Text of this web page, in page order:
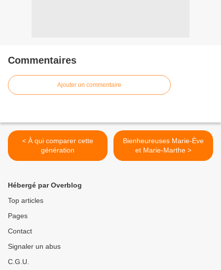
Commentaires
Ajouter un commentaire
< À qui comparer cette
génération
Bienheureuses Marie-Ève
et Marie-Marthe >
Hébergé par Overblog
Top articles
Pages
Contact
Signaler un abus
C.G.U.